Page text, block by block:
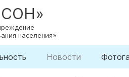
населения»
Новости